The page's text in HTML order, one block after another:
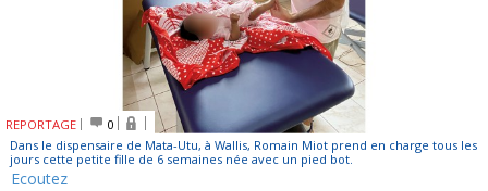
REPORTAGE
0
Dans le dispensaire de Mata-Utu, à Wallis, Romain Miot prend en charge tous les
jours cette petite fille de 6 semaines née avec un pied bot.
Ecoutez